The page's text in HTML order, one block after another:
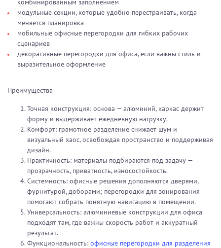
комбинированным заполнением
модульные секции, которые удобно перестраивать, когда
меняется планировка
мобильные офисные перегородки для гибких рабочих
сценариев
декоративные перегородки для офиса, если важны стиль и
выразительное оформление
Преимущества
Точная конструкция: основа — алюминий, каркас держит
форму и выдерживает ежедневную нагрузку.
Комфорт: грамотное разделение снижает шум и
визуальный хаос, освобождая пространство и поддерживая
дизайн.
Практичность: материалы подбираются под задачу —
прозрачность, приватность, износостойкость.
Системность: офисные решения дополняются дверями,
фурнитурой, доборами; перегородки для зонирования
помогают собрать понятную навигацию в помещении.
Универсальность: алюминиевые конструкции для офиса
подходят там, где важны скорость работ и аккуратный
результат.
Функциональность: офисные перегородки для разделения